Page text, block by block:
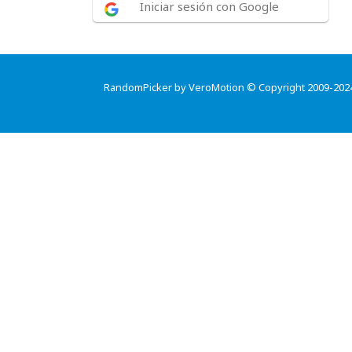
Iniciar sesión con Google
RandomPicker by VeroMotion © Copyright 2009-